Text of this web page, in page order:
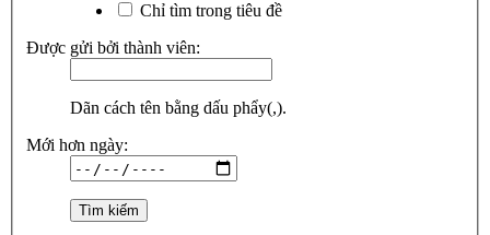
Chỉ tìm trong tiêu đề
Được gửi bởi thành viên:
Dãn cách tên bằng dấu phẩy(,).
Mới hơn ngày: